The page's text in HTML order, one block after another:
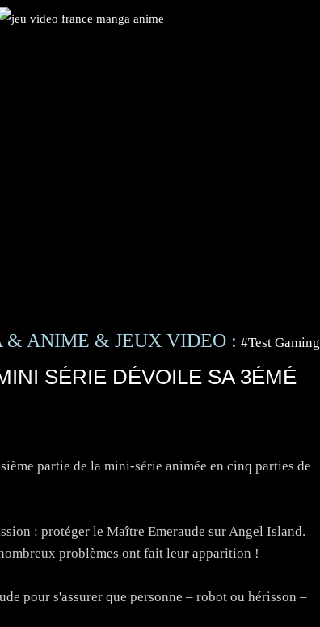
ANIME & JEUX VIDEO : #Test Gaming
SÉRIE DÉVOILE SA 3ÉMÉ
partie de la mini-série animée en cinq parties de
: protéger le Maître Emeraude sur Angel Island.
problèmes ont fait leur apparition !
pour s'assurer que personne – robot ou hérisson –